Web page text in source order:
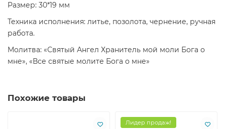
Размер: 30*19 мм
Техника исполнения: литье, позолота, чернение, ручная
работа.
Молитва: «Святый Ангел Хранитель мой моли Бога о
мне», «Все святые молите Бога о мне»
Похожие товары
Лидер продаж!